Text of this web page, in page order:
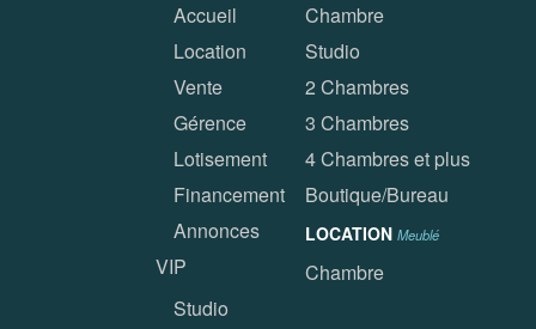
Accueil
Location
Vente
Gérence
Lotisement
Financement
Annonces
VIP
Chambre
Studio
2 Chambres
3 Chambres
4 Chambres et plus
Boutique/Bureau
LOCATION Meublé
Chambre
Studio